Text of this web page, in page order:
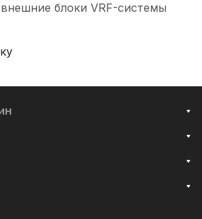
блоки VRF-системы